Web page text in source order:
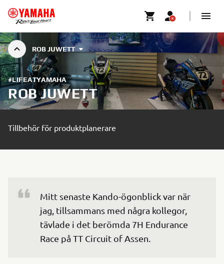
ROB JUWETT
#LIFEATYAMAHA
ROB JUWETT
Tillbehör för produktplanerare
Mitt senaste Kando-ögonblick var när
jag, tillsammans med några kollegor,
tävlade i det berömda 7H Endurance
Race på TT Circuit of Assen.